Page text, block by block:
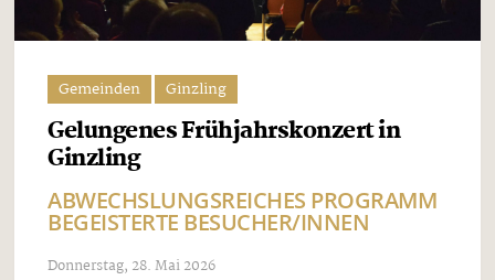
Gemeinden Ginzling
Gelungenes Frühjahrskonzert in
Ginzling
ABWECHSLUNGSREICHES PROGRAMM
BEGEISTERTE BESUCHER/INNEN
Donnerstag, 28. Mai 2026